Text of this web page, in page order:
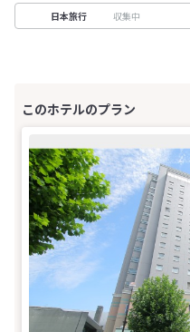
日本旅行 収集中